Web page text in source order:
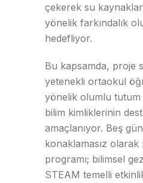
çekerek su
yönelik farkındalık
hedefliyor.
Bu kapsamda, proje
yetenekli ortaokul
yönelik olumlu tutum
bilim kimliklerinin
amaçlanıyor. Beş
konaklamasız
programı; bilimsel
STEAM temelli